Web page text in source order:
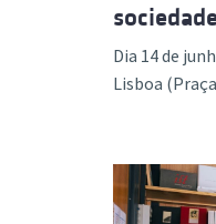
Dia 14 de
Lisboa